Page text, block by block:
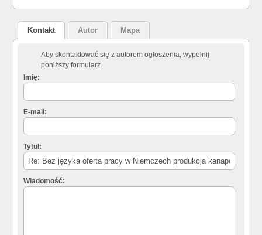
Kontakt Autor Mapa
Aby skontaktować się z autorem ogłoszenia, wypełnij
poniższy formularz.
Imię:
E-mail:
Tytuł:
Wiadomość: